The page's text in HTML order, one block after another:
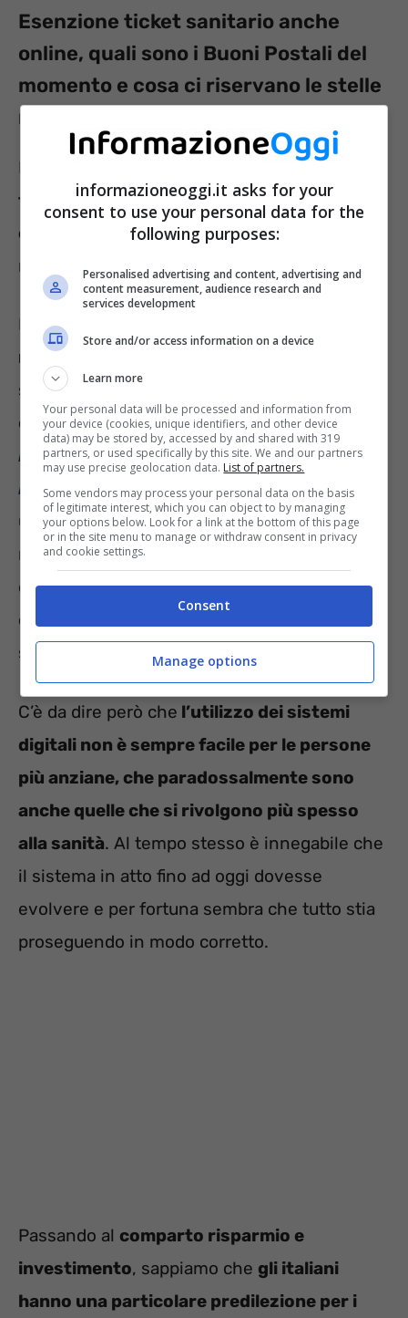
Esenzione ticket sanitario anche
online, quali sono i Buoni Postali del
momento e cosa ci riservano le stelle
nel mese di marzo
Iniziando dal primo
argomento che ha
trovato ampio interesse, parliamo di
esenzione ticket, che tutti sanno essere
riservato a determinate categorie di cittadini.
La vera novità in questo senso è in realtà la
modalità di richiesta di esenzione
spieghiamo nel nostro articolo approfondito
dal titolo “Esenzioni del ticket sanitario per
reddito, sono in molti a non sapere che il
rinnovo o la richiesta si può fare online“, c’è
una procedura precisa per effettuare la
richiesta online. Infatti
ottenere l’esenzione possono muoversi su
diversi fronti grazie alla digitalizzazione dei
servizi.
C’è da dire però che l’utilizzo dei sistemi
digitali non è sempre facile per le persone
più anziane, che paradossalmente sono
anche quelle che si rivolgono più spesso
alla sanità. Al tempo stesso è innegabile che
il sistema in atto fino ad oggi dovesse
evolvere e per fortuna sembra che tutto stia
proseguendo in modo corretto.
Passando al comparto risparmio e
investimento, sappiamo che gli italiani
hanno una particolare predilezione per i
informazioneoggi.it asks for your
consent to use your personal data for the
following purposes:
Personalised advertising and content, advertising and
content measurement, audience research and
services development
Store and/or access information on a device
Learn more
Your personal data will be processed and information from
your device (cookies, unique identifiers, and other device
data) may be stored by, accessed by and shared with 319
partners, or used specifically by this site. We and our partners
may use precise geolocation data. List of partners.
Some vendors may process your personal data on the basis
of legitimate interest, which you can object to by managing
your options below. Look for a link at the bottom of this page
or in the site menu to manage or withdraw consent in privacy
and cookie settings.
Consent
Manage options